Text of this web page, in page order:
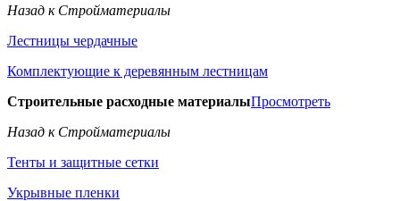
Назад к Стройматериалы
Лестницы чердачные
Комплектующие к деревянным лестницам
Строительные расходные материалыПросмотреть
Назад к Стройматериалы
Тенты и защитные сетки
Укрывные пленки